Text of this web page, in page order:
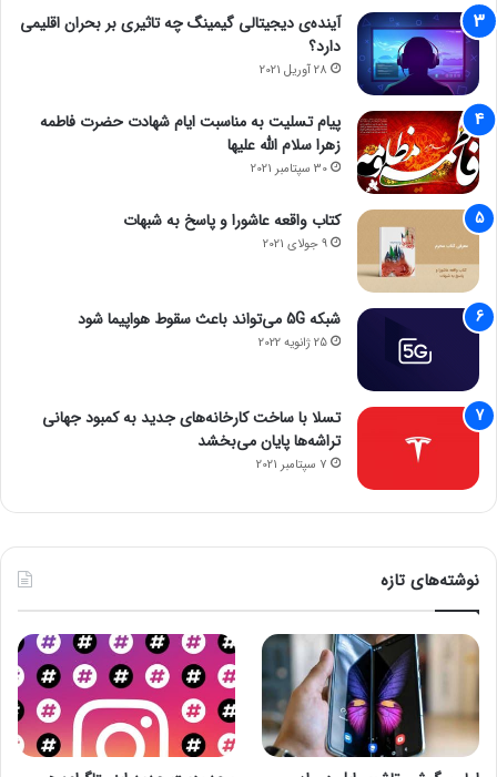
آینده‌ی دیجیتالی گیمینگ چه تاثیری بر بحران اقلیمی
دارد؟
28 آوریل 2021
پیام تسلیت به مناسبت ایام شهادت حضرت فاطمه
زهرا سلام الله علیها
30 سپتامبر 2021
کتاب واقعه عاشورا و پاسخ به شبهات
9 جولای 2021
شبکه 5G می‌تواند باعث سقوط هواپیما شود
25 ژانویه 2022
تسلا با ساخت کارخانه‌های جدید به کمبود جهانی
تراشه‌ها پایان می‌بخشد
7 سپتامبر 2021
نوشته‌های تازه